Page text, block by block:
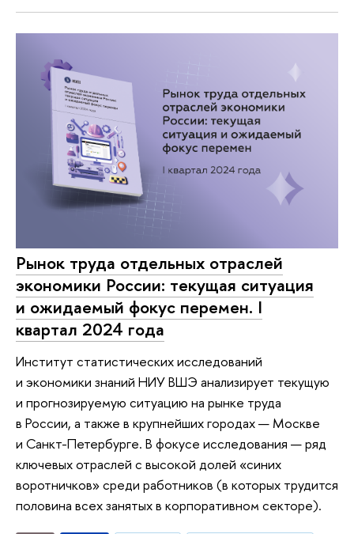
Рынок труда отдельных отраслей
экономики России: текущая ситуация
и ожидаемый фокус перемен. I
квартал 2024 года
Институт статистических исследований
и экономики знаний НИУ ВШЭ анализирует текущую
и прогнозируемую ситуацию на рынке труда
в России, а также в крупнейших городах — Москве
и Санкт-Петербурге. В фокусе исследования — ряд
ключевых отраслей с высокой долей «синих
воротничков» среди работников (в которых трудится
половина всех занятых в корпоративном секторе).